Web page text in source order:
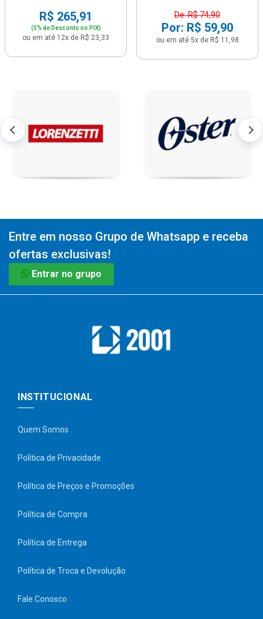
R$ 265,91
(5% de Desconto no PIX)
ou em até 12x de R$ 23,33
De: R$ 74,90
Por: R$ 59,90
ou em até 5x de R$ 11,98
Entre em nosso Grupo de Whatsapp e receba
ofertas exclusivas!
Entrar no grupo
INSTITUCIONAL
Quem Somos
Política de Privacidade
Política de Preços e Promoções
Política de Compra
Política de Entrega
Política de Troca e Devolução
Fale Conosco